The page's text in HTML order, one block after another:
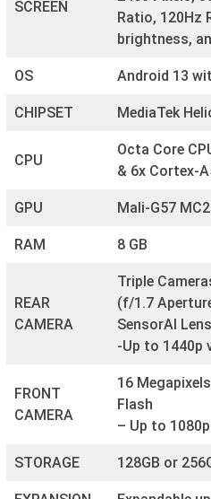
SCREEN
Ratio, 120Hz
brightness,
OS Android 13
CHIPSET MediaTek
CPU
Octa Core
& 6x Cortex-
GPU Mali-G57 MC2
RAM 8 GB
REAR
CAMERA
Triple
(f/1.7
SensorAI
-Up to 1440p
FRONT
CAMERA
16
Flash
– Up to
STORAGE 128GB or